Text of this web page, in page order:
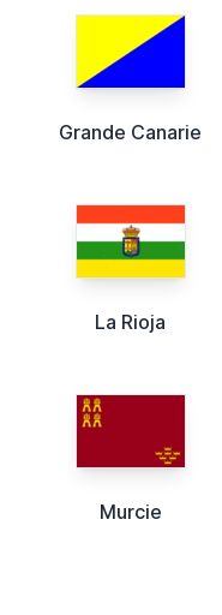
Grande Canarie
La Rioja
Murcie